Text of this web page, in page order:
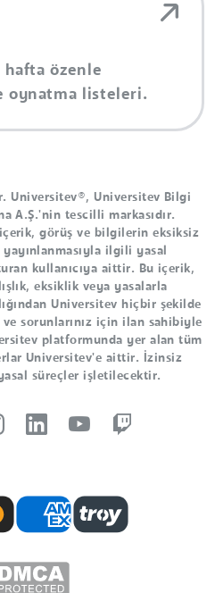
özenle
oynatma listeleri.
Universitev®, Universitev Bilgi
A.Ş.'nin tescilli markasıdır.
görüş ve bilgilerin eksiksiz
ilgili yasal
kullanıcıya aittir. Bu içerik,
eksiklik veya yasalarla
Universitev hiçbir şekilde
sorunlarınız için ilan sahibiyle
platformunda yer alan tüm
Universitev'e aittir. İzinsiz
süreçler işletilecektir.